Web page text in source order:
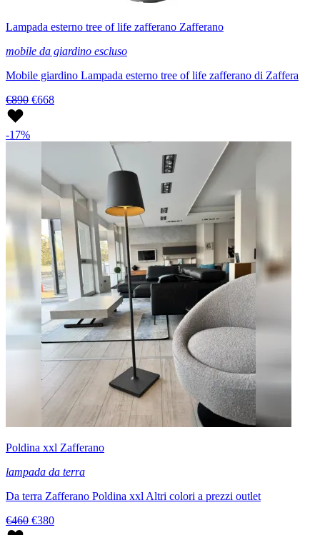
Lampada esterno tree of life zafferano Zafferano
mobile da giardino escluso
Mobile giardino Lampada esterno tree of life zafferano di Zaffera
€890 €668
-17%
Poldina xxl Zafferano
lampada da terra
Da terra Zafferano Poldina xxl Altri colori a prezzi outlet
€460 €380